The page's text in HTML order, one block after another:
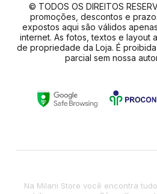
© TODOS OS DIREITOS
promoções, descontos e
expostos aqui são válidos
internet. As fotos, textos e layout
de propriedade da Loja. É
parcial sem nossa
Na Milani Store você encontra